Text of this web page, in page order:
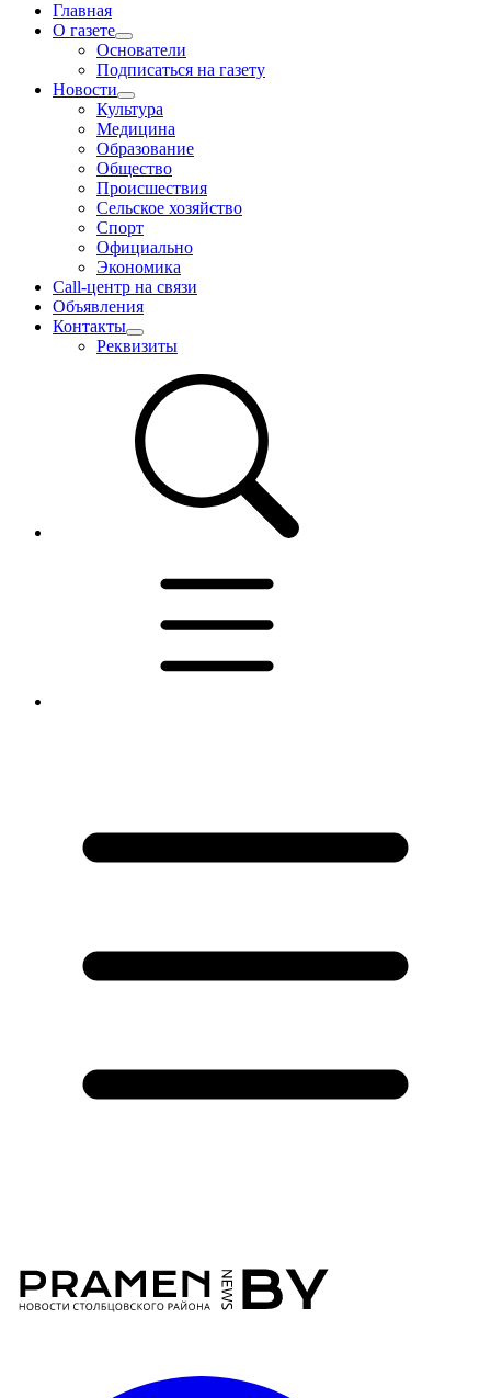
Главная
О газете
Основатели
Подписаться на газету
Новости
Культура
Медицина
Образование
Общество
Происшествия
Сельское хозяйство
Спорт
Официально
Экономика
Call-центр на связи
Объявления
Контакты
Реквизиты